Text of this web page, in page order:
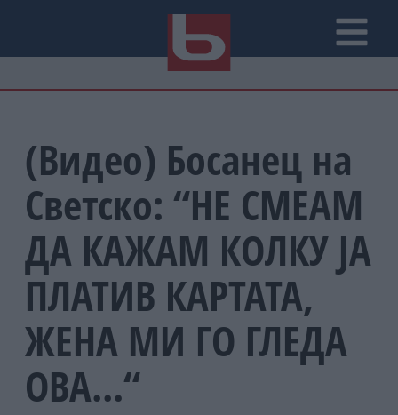
(Видео) Босанец на
Светско: “НЕ СМЕАМ
ДА КАЖАМ КОЛКУ ЈА
ПЛАТИВ КАРТАТА,
ЖЕНА МИ ГО ГЛЕДА
ОВА...“